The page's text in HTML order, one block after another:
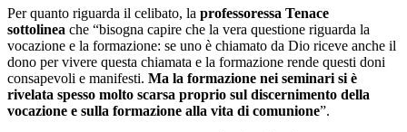
Per quanto riguarda il celibato, la professoressa Tenace
sottolinea che “bisogna capire che la vera questione riguarda la
vocazione e la formazione: se uno è chiamato da Dio riceve anche il
dono per vivere questa chiamata e la formazione rende questi doni
consapevoli e manifesti. Ma la formazione nei seminari si è
rivelata spesso molto scarsa proprio sul discernimento della
vocazione e sulla formazione alla vita di comunione”.